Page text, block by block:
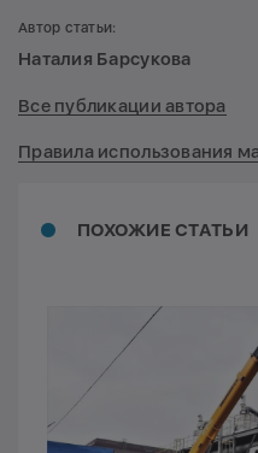
ПОХОЖИЕ СТАТЬИ
Автор статьи:
Наталия Барсукова
Все публикации автора
Правила использования